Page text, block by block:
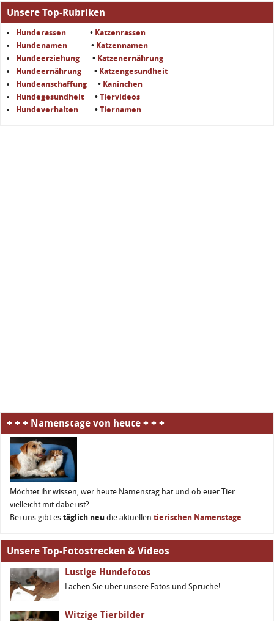
Unsere Top-Rubriken
Hunderassen • Katzenrassen
Hundenamen
• Katzennamen
Hundeerziehung • Katzenernährung
Hundeernährung • Katzengesundheit
Hundeanschaffung • Kaninchen
Hundegesundheit • Tiervideos
Hundeverhalten • Tiernamen
+ + + Namenstage von heute + + +
Möchtet ihr wissen, wer heute Namenstag hat und ob euer Tier
vielleicht mit dabei ist?
Bei uns gibt es täglich neu die aktuellen tierischen Namenstage.
Unsere Top-Fotostrecken & Videos
Lustige Hundefotos
Lachen Sie über unsere Fotos und Sprüche!
Witzige Tierbilder